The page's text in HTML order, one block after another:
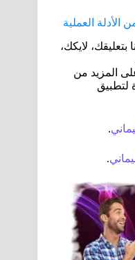
الأدلة العملية
بتعليقك، لايكك،
المزيد من
لتطبيق
.
.